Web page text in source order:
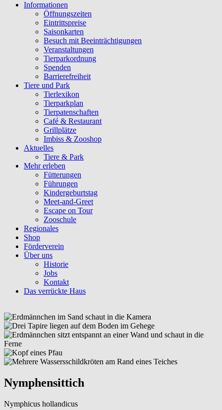
Informationen
Öffnungszeiten
Eintrittspreise
Saisonkarten
Besuch mit Beeinträchtigungen
Veranstaltungen
Tierparkordnung
Spenden
Barrierefreiheit
Tiere und Park
Tierlexikon
Tierparkplan
Tierpatenschaften
Café & Restaurant
Grillplätze
Imbiss & Zooshop
Aktuelles
Tiere & Park
Mehr erleben
Fütterungen
Führungen
Kindergeburtstag
Meet-and-Greet
Escape on Tour
Zooschule
Regionales
Shop
Förderverein
Über uns
Historie
Jobs
Kontakt
Das verrückte Haus
Nymphensittich
Nymphicus hollandicus